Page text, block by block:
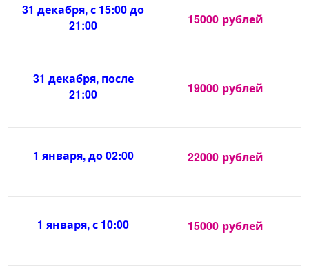
31 декабря, с 15:00 до
21:00
15000 рублей
31 декабря, после
21:00
19000 рублей
1 января, до 02:00 22000 рублей
1 января, с 10:00 15000 рублей